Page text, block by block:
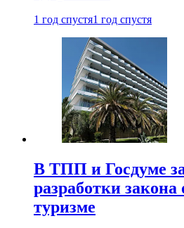
1 год спустя1 год спустя
В ТПП и Госдуме
разработки
туризме